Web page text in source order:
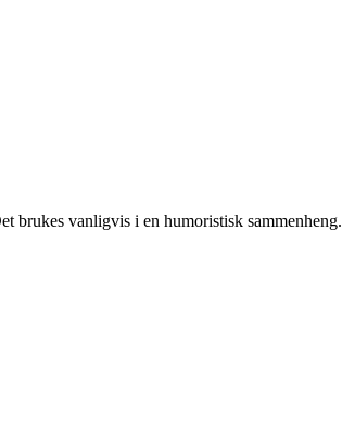
brukes vanligvis i en humoristisk sammenheng.